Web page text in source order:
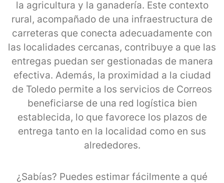
la agricultura y la ganadería. Este contexto
rural, acompañado de una infraestructura de
carreteras que conecta adecuadamente con
las localidades cercanas, contribuye a que las
entregas puedan ser gestionadas de manera
efectiva. Además, la proximidad a la ciudad
de Toledo permite a los servicios de Correos
beneficiarse de una red logística bien
establecida, lo que favorece los plazos de
entrega tanto en la localidad como en sus
alrededores.
¿Sabías? Puedes estimar fácilmente a qué